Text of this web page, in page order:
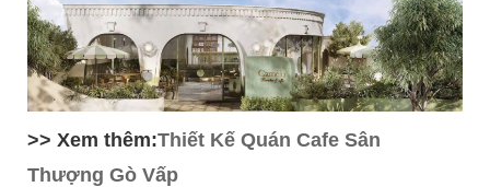
>> Xem thêm:Thiết Kế Quán Cafe Sân
Thượng Gò Vấp